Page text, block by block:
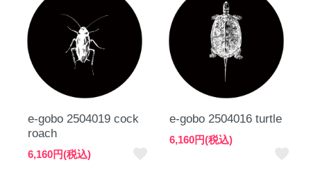
e-gobo 2504019 cock
roach
6,160円(税込)
e-gobo 2504016 turtle
6,160円(税込)